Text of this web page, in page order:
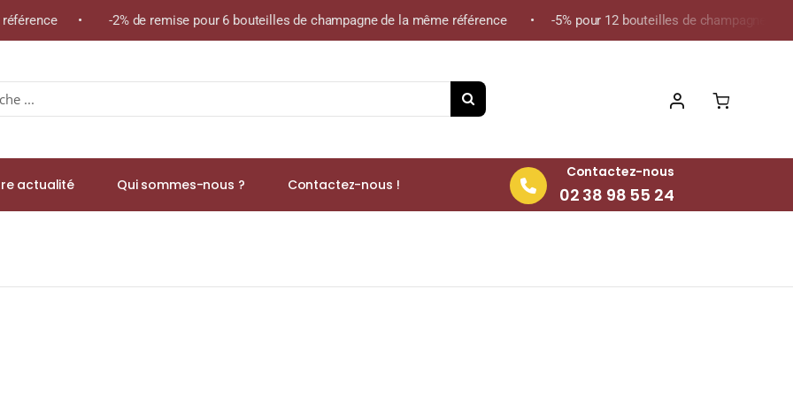
• -2% de remise pour 6 bouteilles de champagne de la même référence • -5% pour 12 bouteilles de champagne de la
actualité Qui sommes-nous ? Contactez-nous !
Contactez-nous
02 38 98 55 24